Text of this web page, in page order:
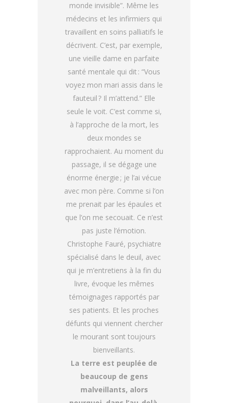
monde invisible”. Même les
médecins et les infirmiers qui
travaillent en soins palliatifs le
décrivent. C’est, par exemple,
une vieille dame en parfaite
santé mentale qui dit : “Vous
voyez mon mari assis dans le
fauteuil ? Il m’attend.” Elle
seule le voit. C’est comme si,
à l’approche de la mort, les
deux mondes se
rapprochaient. Au moment du
passage, il se dégage une
énorme énergie ; je l’ai vécue
avec mon père. Comme si l’on
me prenait par les épaules et
que l’on me secouait. Ce n’est
pas juste l’émotion.
Christophe Fauré, psychiatre
spécialisé dans le deuil, avec
qui je m’entretiens à la fin du
livre, évoque les mêmes
témoignages rapportés par
ses patients. Et les proches
défunts qui viennent chercher
le mourant sont toujours
bienveillants.
La terre est peuplée de
beaucoup de gens
malveillants, alors